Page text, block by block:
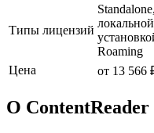
Типы лицензий
Roaming
Цена
от 13 566
О ContentReader